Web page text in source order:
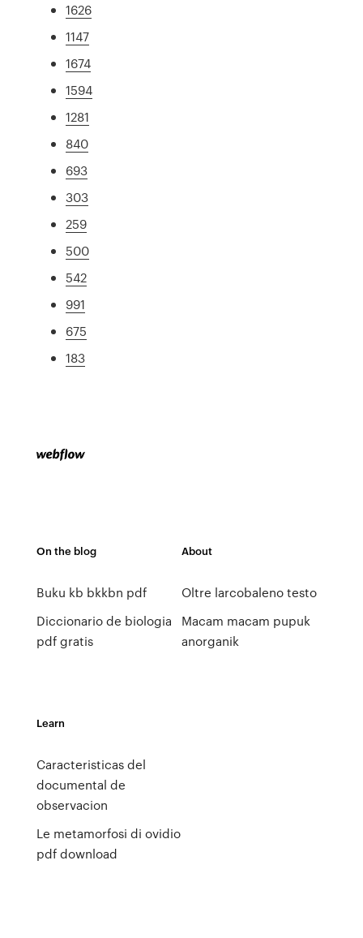
1626
1147
1674
1594
1281
840
693
303
259
500
542
991
675
183
On the blog
Buku kb bkkbn pdf
Diccionario de biologia
pdf gratis
About
Oltre larcobaleno testo
Macam macam pupuk
anorganik
Learn
Caracteristicas del
documental de
observacion
Le metamorfosi di ovidio
pdf download